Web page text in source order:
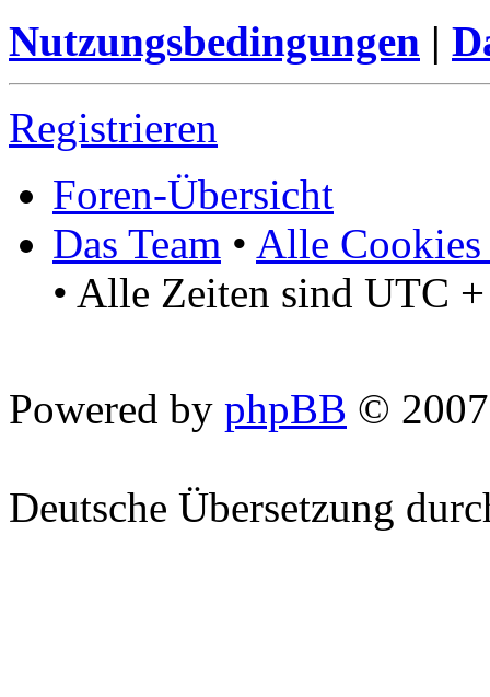
Nutzungsbedingungen |
Registrieren
Foren-Übersicht
Das Team • Alle Cookies
• Alle Zeiten sind UTC
Powered by phpBB ©
Deutsche Übersetzung